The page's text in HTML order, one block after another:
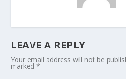
LEAVE A REPLY
Your email address will not be
marked*